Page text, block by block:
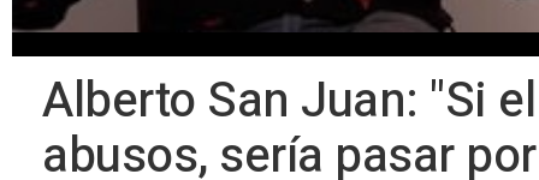
Alberto San Juan: "Si
abusos, sería pasar